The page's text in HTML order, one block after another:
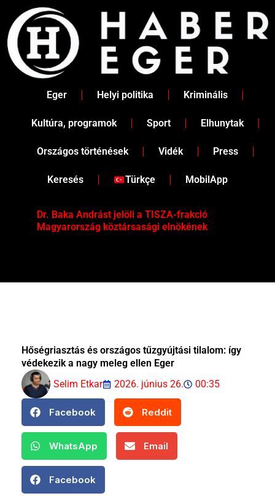
content
Eger Helyi politika Kriminális
Kultúra, programok Sport Elhunytak
Országos történések Vidék Press
Keresés Türkçe MobilApp
Dr. Baka Andrást jelöli a TISZA-frakció
Magyarország köztársasági elnökének
Hőségriasztás és országos tűzgyújtási tilalom: így
védekezik a nagy meleg ellen Eger
Selim Etkar
2026. június 26. 00:35
Facebook Reddit
WhatsApp Email
Facebook